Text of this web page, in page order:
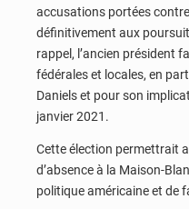
accusations portées
définitivement aux
rappel, l’ancien président
fédérales et locales, en
Daniels et pour son
janvier 2021.
Cette élection permettrait
d’absence à la Maison-
politique américaine et de